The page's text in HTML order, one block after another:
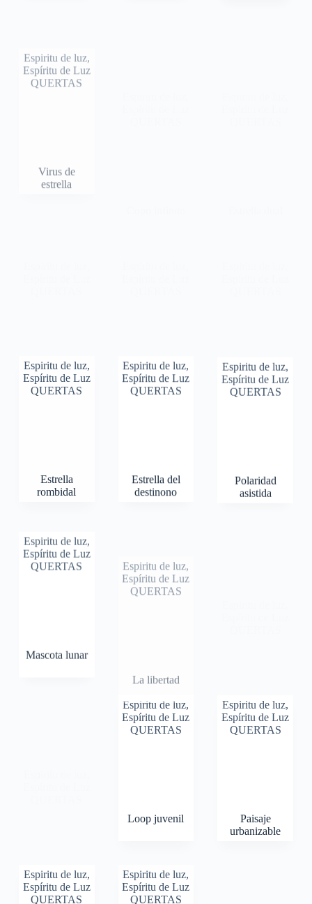
QUERTAS
Decágono
Estrelado
Reflejo de
señal
Rombo y
montaña
Espiritu de luz,
Espíritu de Luz
QUERTAS
Estrella
rombidal
Espiritu de luz,
Espíritu de Luz
QUERTAS
Estrella del
destinono
Espiritu de luz,
Espíritu de Luz
QUERTAS
Polaridad
asistida
Espiritu de luz
Espíritu de Luz
QUERTAS
Mascota lunar
QUERTAS
Circulo del
despertar
Espiritu de luz,
Espíritu de Luz
QUERTAS
Loop juvenil
Espiritu de luz,
Espíritu de Luz
QUERTAS
Paisaje
urbanizable
Espiritu de luz,
Espíritu de Luz
QUERTAS
Espiritu de luz,
Espíritu de Luz
QUERTAS